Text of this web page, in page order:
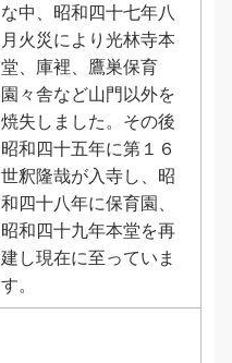
な中、昭和四十七年八
月火災により光林寺本
堂、庫裡、鷹巣保育
園々舎など山門以外を
焼失しました。その後
昭和四十五年に第１６
世釈隆哉が入寺し、昭
和四十八年に保育園、
昭和四十九年本堂を再
建し現在に至っていま
す。